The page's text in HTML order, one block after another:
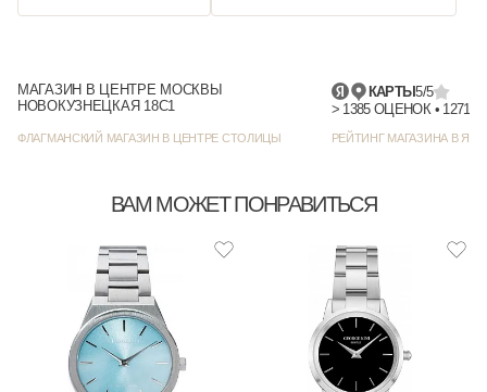
МАГАЗИН В ЦЕНТРЕ МОСКВЫ
НОВОКУЗНЕЦКАЯ 18С1
ФЛАГМАНСКИЙ МАГАЗИН В ЦЕНТРЕ СТОЛИЦЫ
КАРТЫ5/5
РЕЙТИНГ МАГАЗИНА В
ВАМ МОЖЕТ ПОНРАВИТЬСЯ